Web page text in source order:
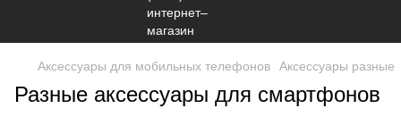
Аксессуары для мобильных телефонов Аксессуары разные
Разные аксессуары для смартфонов